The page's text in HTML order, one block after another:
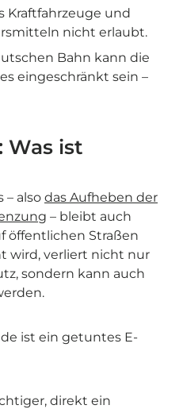
Kraftfahrzeuge und
nicht erlaubt.
Bahn kann die
eingeschränkt sein –
Was ist
– also das Aufheben der
– bleibt auch
öffentlichen Straßen
wird, verliert nicht nur
sondern kann auch
ist ein getuntes E-
direkt ein